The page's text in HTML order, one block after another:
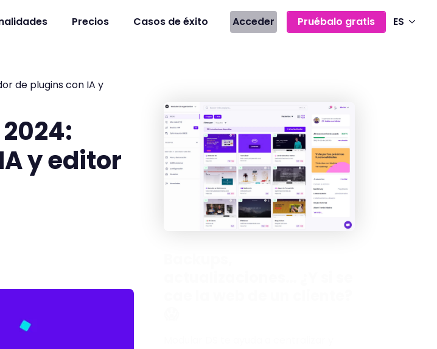
Precios Casos de éxito Acceder Pruébalo gratis ES
de plugins con IA y
y editor